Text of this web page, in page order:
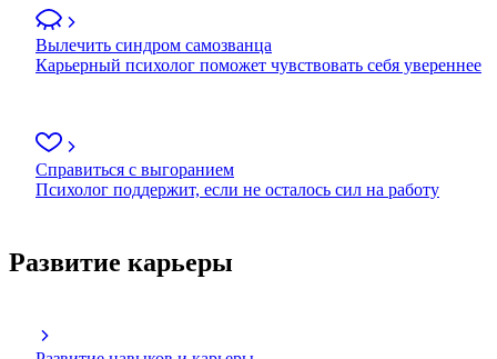
Вылечить синдром самозванца
Карьерный психолог поможет чувствовать себя увереннее
Справиться с выгоранием
Психолог поддержит, если не осталось сил на работу
Развитие карьеры